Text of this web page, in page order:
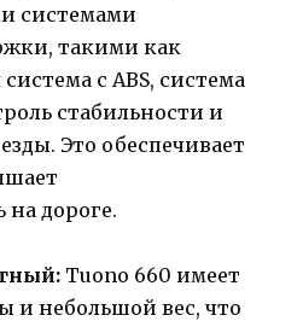
системами
такими как
с ABS, система
стабильности и
Это обеспечивает
на дороге.
Tuono 660 имеет
и небольшой вес, что